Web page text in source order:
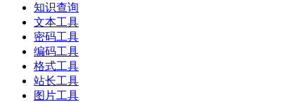
知识查询
文本工具
密码工具
编码工具
格式工具
站长工具
图片工具